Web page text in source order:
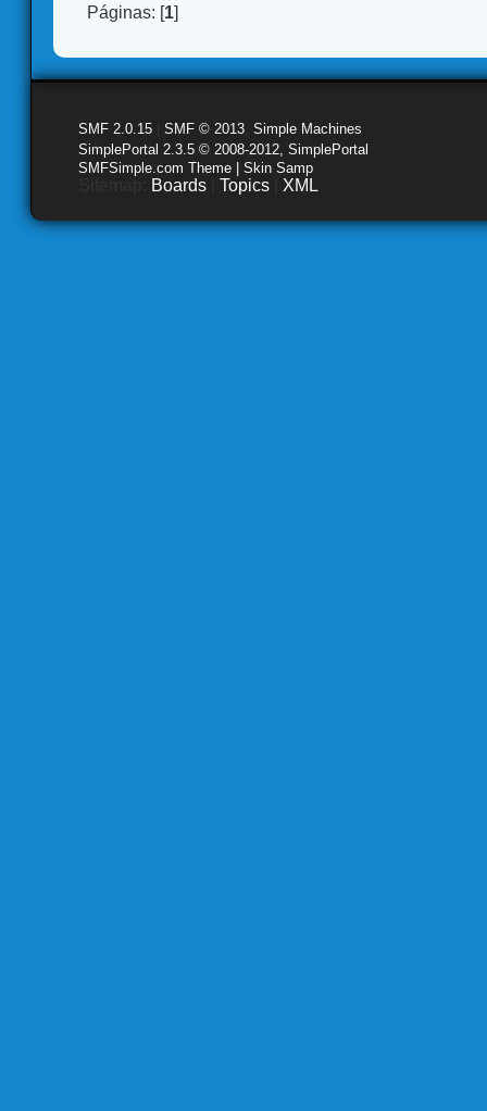
Páginas: [1]
SMF 2.0.15 SMF © 2013 Simple Machines
SimplePortal 2.3.5 © 2008-2012, SimplePortal
SMFSimple.com Theme | Skin Samp
Boards Topics XML